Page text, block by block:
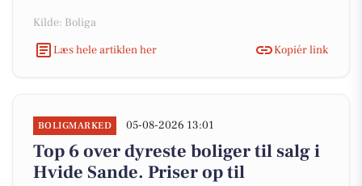
Kilde: Boliga
Læs hele artiklen her
Kopiér link
BOLIGMARKED 05-08-2026 13:01
Top 6 over dyreste boliger til salg i
Hvide Sande. Priser op til